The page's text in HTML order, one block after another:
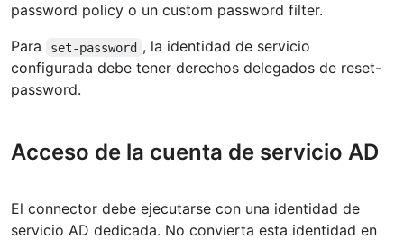
password policy o un custom password filter.
Para
set-password , la identidad de servicio
configurada debe tener derechos delegados de reset-
password.
Acceso de la cuenta de servicio AD
El connector debe ejecutarse con una identidad de
servicio AD dedicada. No convierta esta identidad en